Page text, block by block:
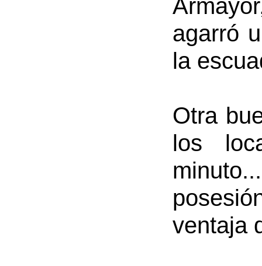
agarró
la
Otra
los
ventaja